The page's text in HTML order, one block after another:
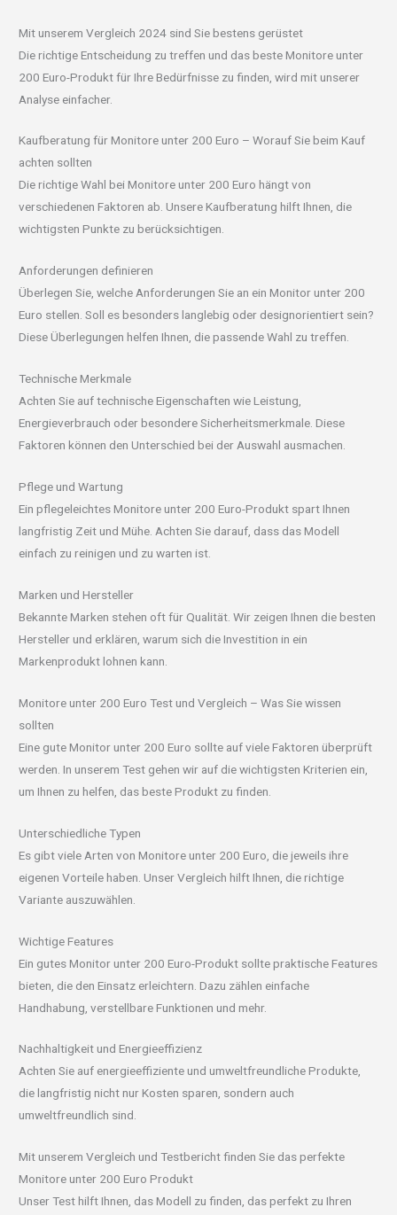
Mit unserem Vergleich 2024 sind Sie bestens gerüstet
Die richtige Entscheidung zu treffen und das beste Monitore unter
200 Euro-Produkt für Ihre Bedürfnisse zu finden, wird mit unserer
Analyse einfacher.
Kaufberatung für Monitore unter 200 Euro – Worauf Sie beim Kauf
achten sollten
Die richtige Wahl bei Monitore unter 200 Euro hängt von
verschiedenen Faktoren ab. Unsere Kaufberatung hilft Ihnen, die
wichtigsten Punkte zu berücksichtigen.
Anforderungen definieren
Überlegen Sie, welche Anforderungen Sie an ein Monitor unter 200
Euro stellen. Soll es besonders langlebig oder designorientiert sein?
Diese Überlegungen helfen Ihnen, die passende Wahl zu treffen.
Technische Merkmale
Achten Sie auf technische Eigenschaften wie Leistung,
Energieverbrauch oder besondere Sicherheitsmerkmale. Diese
Faktoren können den Unterschied bei der Auswahl ausmachen.
Pflege und Wartung
Ein pflegeleichtes Monitore unter 200 Euro-Produkt spart Ihnen
langfristig Zeit und Mühe. Achten Sie darauf, dass das Modell
einfach zu reinigen und zu warten ist.
Marken und Hersteller
Bekannte Marken stehen oft für Qualität. Wir zeigen Ihnen die besten
Hersteller und erklären, warum sich die Investition in ein
Markenprodukt lohnen kann.
Monitore unter 200 Euro Test und Vergleich – Was Sie wissen
sollten
Eine gute Monitor unter 200 Euro sollte auf viele Faktoren überprüft
werden. In unserem Test gehen wir auf die wichtigsten Kriterien ein,
um Ihnen zu helfen, das beste Produkt zu finden.
Unterschiedliche Typen
Es gibt viele Arten von Monitore unter 200 Euro, die jeweils ihre
eigenen Vorteile haben. Unser Vergleich hilft Ihnen, die richtige
Variante auszuwählen.
Wichtige Features
Ein gutes Monitor unter 200 Euro-Produkt sollte praktische Features
bieten, die den Einsatz erleichtern. Dazu zählen einfache
Handhabung, verstellbare Funktionen und mehr.
Nachhaltigkeit und Energieeffizienz
Achten Sie auf energieeffiziente und umweltfreundliche Produkte,
die langfristig nicht nur Kosten sparen, sondern auch
umweltfreundlich sind.
Mit unserem Vergleich und Testbericht finden Sie das perfekte
Monitore unter 200 Euro Produkt
Unser Test hilft Ihnen, das Modell zu finden, das perfekt zu Ihren